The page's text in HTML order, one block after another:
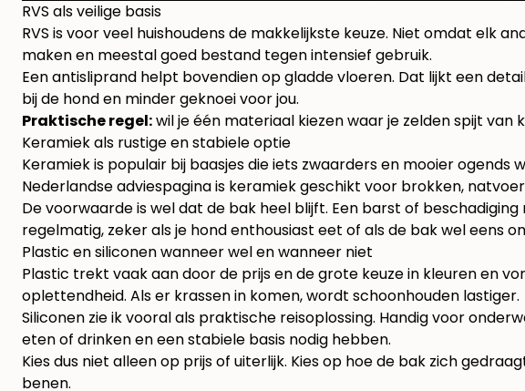
RVS als veilige basis
RVS is voor veel huishoudens de makkelijkste keuze. Niet omdat elk
maken en meestal goed bestand tegen intensief gebruik.
Een antisliprand helpt bovendien op gladde vloeren. Dat lijkt een
bij de hond en minder geknoei voor jou.
Praktische regel:wil je één materiaal kiezen waar je zelden spijt van
Keramiek als rustige en stabiele optie
Keramiek is populair bij baasjes die iets zwaarders en mooier
Nederlandse adviespagina is keramiek geschikt voor brokken,
De voorwaarde is wel dat de bak heel blijft. Een barst of
regelmatig, zeker als je hond enthousiast eet of als de bak wel eens
Plastic en siliconen wanneer wel en wanneer niet
Plastic trekt vaak aan door de prijs en de grote keuze in kleuren en
oplettendheid. Als er krassen in komen, wordt schoonhouden lastiger.
Siliconen zie ik vooral als praktische reisoplossing. Handig voor
eten of drinken en een stabiele basis nodig hebben.
Kies dus niet alleen op prijs of uiterlijk. Kies op hoe de bak zich
benen.